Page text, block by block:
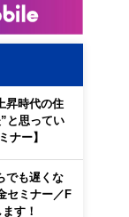
昇時代の住
と思ってい
ナー】
でも遅くな
セミナー／F
す！